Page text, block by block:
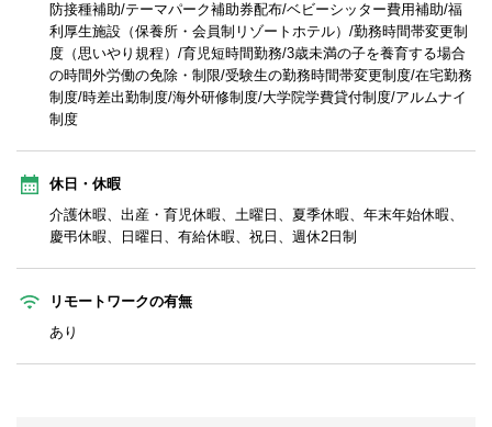
防接種補助/テーマパーク補助券配布/ベビーシッター費用補助/福
利厚生施設（保養所・会員制リゾートホテル）/勤務時間帯変更制
度（思いやり規程）/育児短時間勤務/3歳未満の子を養育する場合
の時間外労働の免除・制限/受験生の勤務時間帯変更制度/在宅勤務
制度/時差出勤制度/海外研修制度/大学院学費貸付制度/アルムナイ
制度
休日・休暇
介護休暇、出産・育児休暇、土曜日、夏季休暇、年末年始休暇、
慶弔休暇、日曜日、有給休暇、祝日、週休2日制
リモートワークの有無
あり